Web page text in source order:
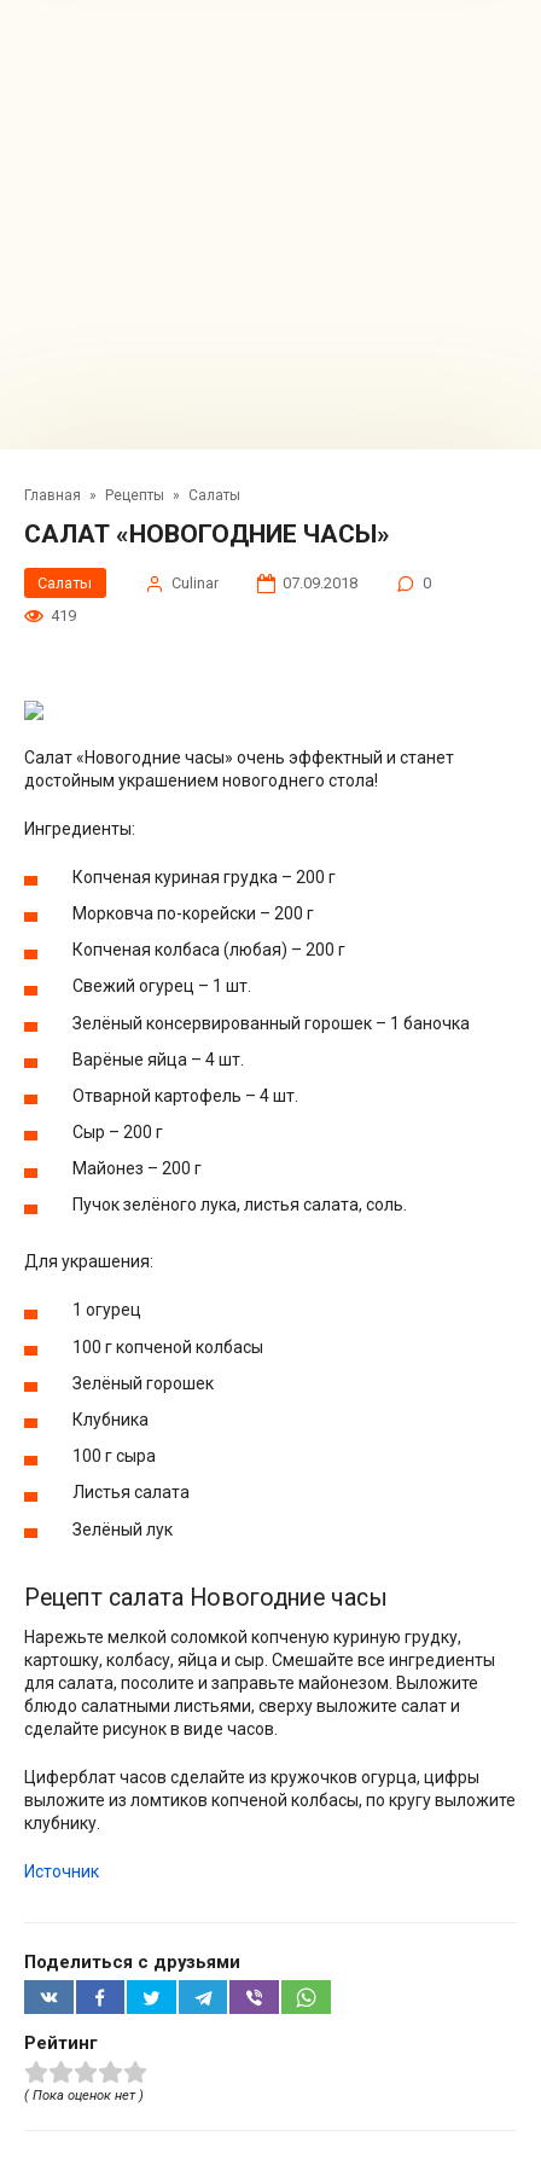
Главная » Рецепты » Салаты
САЛАТ «НОВОГОДНИЕ ЧАСЫ»
Салаты Сulinar 07.09.2018
0
419
Салат «Новогодние часы» очень эффектный и станет
достойным украшением новогоднего стола!
Ингредиенты:
Копченая куриная грудка – 200 г
Морковча по-корейски – 200 г
Копченая колбаса (любая) – 200 г
Свежий огурец – 1 шт.
Зелёный консервированный горошек – 1 баночка
Варёные яйца – 4 шт.
Отварной картофель – 4 шт.
Сыр – 200 г
Майонез – 200 г
Пучок зелёного лука, листья салата, соль.
Для украшения:
1 огурец
100 г копченой колбасы
Зелёный горошек
Клубника
100 г сыра
Листья салата
Зелёный лук
Рецепт салата Новогодние часы
Нарежьте мелкой соломкой копченую куриную грудку,
картошку, колбасу, яйца и сыр. Смешайте все ингредиенты
для салата, посолите и заправьте майонезом. Выложите
блюдо салатными листьями, сверху выложите салат и
сделайте рисунок в виде часов.
Циферблат часов сделайте из кружочков огурца, цифры
выложите из ломтиков копченой колбасы, по кругу выложите
клубнику.
Источник
Поделиться с друзьями
Рейтинг
( Пока оценок нет )